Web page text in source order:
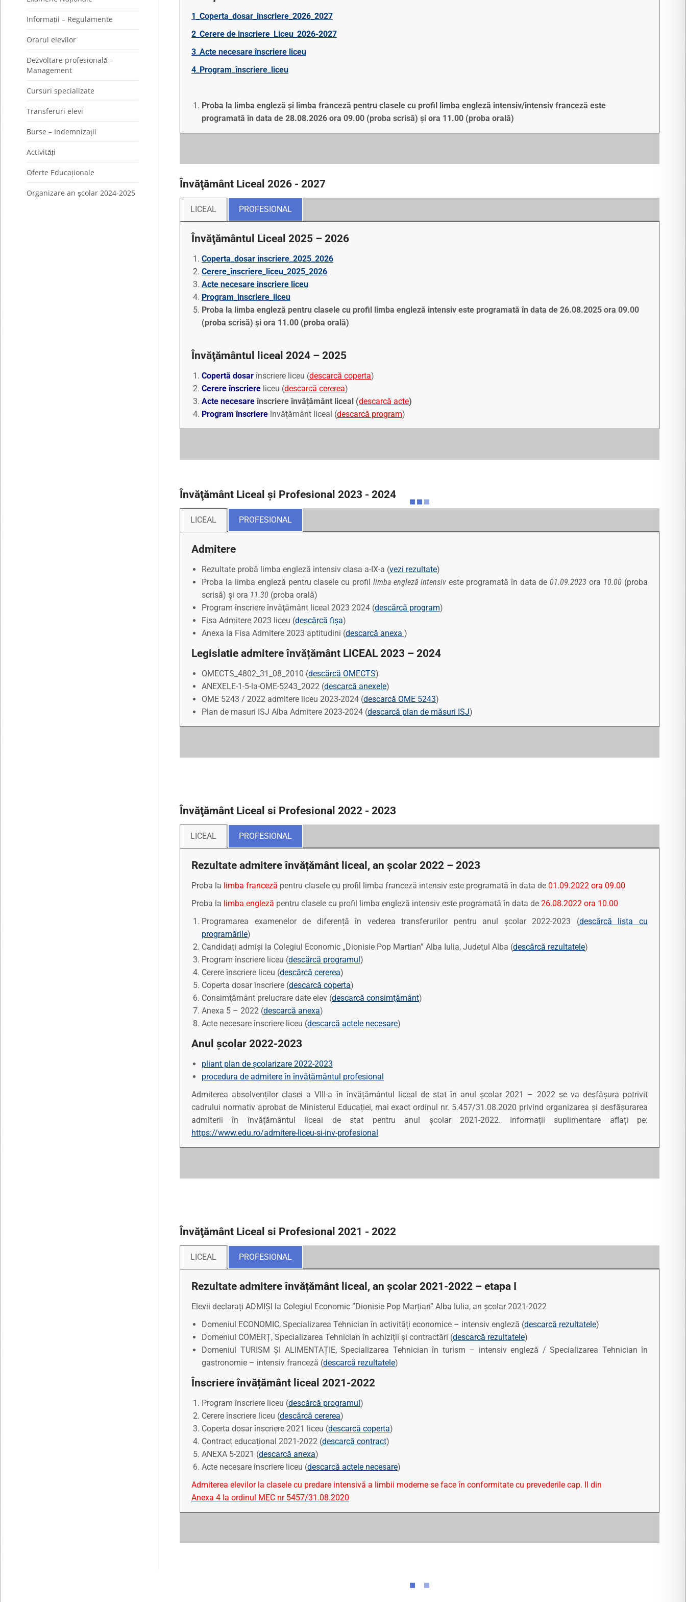
1_Coperta_dosar_inscriere_2026_2027
2_ Cerere de inscriere_Liceu_2026-2027
3_Acte necesare înscriere liceu
4_ Program_înscriere_liceu
Proba la limba engleză și limba franceză pentru clasele cu profil limba engleză intensiv/intensiv franceză este
programată în data de 28.08.2026 ora 09.00 (proba scrisă) și ora 11.00 (proba orală)
Învăţământ Liceal 2026 - 2027
LICEAL PROFESIONAL
Învăţământul Liceal 2025 – 2026
Coperta_dosar inscriere_2025_2026
Cerere_înscriere_liceu_2025_2026
Acte necesare inscriere liceu
Program_inscriere_liceu
Proba la limba engleză pentru clasele cu profil limba engleză intensiv este programată în data de 26.08.2025 ora 09.00
(proba scrisă) și ora 11.00 (proba orală)
Învăţământul liceal 2024 – 2025
Copertă dosar înscriere liceu (descarcă coperta)
Cerere înscriere liceu (descarcă cererea)
Acte necesareînscriere învățământ liceal (descarcă acte)
Program înscriere învățământ liceal (descarcă program)
Învăţământ Liceal şi Profesional 2023 - 2024
LICEAL PROFESIONAL
Admitere
Rezultate probă limba engleză intensiv clasa a-IX-a (vezi rezultate)
Proba la limba engleză pentru clasele cu profillimba engleză intensiveste programată în data de01.09.2023 ora 10.00 (proba
scrisă) și ora 11.30 (proba orală)
Program înscriere învăţământ liceal 2023 2024 (descărcă program)
Fisa Admitere 2023 liceu (descărcă fișa)
Anexa la Fisa Admitere 2023 aptitudini (descarcă anexa )
Legislatie admitere învățământ LICEAL 2023 – 2024
OMECTS_4802_31_08_2010 (descărcă OMECTS)
ANEXELE-1-5-la-OME-5243_2022 (descarcă anexele)
OME 5243 / 2022 admitere liceu 2023-2024 (descarcă OME 5243)
Plan de masuri ISJ Alba Admitere 2023-2024 (descarcă plan de măsuri ISJ)
Învăţământ Liceal si Profesional 2022 - 2023
LICEAL PROFESIONAL
Rezultate admitere învățământ liceal, an școlar 2022 – 2023
Proba la limba franceză pentru clasele cu profil limba franceză intensiv este programată în data de 01.09.2022 ora 09.00
Proba la limba engleză pentru clasele cu profil limba engleză intensiv este programată în data de 26.08.2022 ora 10.00
Programarea examenelor de diferență în vederea transferurilor pentru anul școlar 2022-2023 (descărcă lista cu
programările)
Candidaţi admiși la Colegiul Economic „Dionisie Pop Martian” Alba Iulia, Judeţul Alba (descărcă rezultatele)
Program înscriere liceu (descărcă programul )
Cerere înscriere liceu (descărcă cererea)
Coperta dosar înscriere (descarcă coperta)
Consimţământ prelucrare date elev (descarcă consimţământ)
Anexa 5 – 2022 (descarcă anexa)
Acte necesare înscriere liceu (descarcă actele necesare)
Anul școlar 2022-2023
pliant plan de școlarizare 2022-2023
procedura de admitere în învățământul profesional
Admiterea absolvenților clasei a VIII-a în învățământul liceal de stat în anul școlar 2021 – 2022 se va desfășura potrivit
cadrului normativ aprobat de Ministerul Educației, mai exact ordinul nr. 5.457/31.08.2020 privind organizarea și desfășurarea
admiterii în învățământul liceal de stat pentru anul școlar 2021-2022. Informații suplimentare aflați pe:
https://www.edu.ro/admitere-liceu-si-inv-profesional
Învăţământ Liceal si Profesional 2021 - 2022
LICEAL PROFESIONAL
Rezultate admitere învățământ liceal, an școlar 2021-2022 – etapa I
Elevii declarați ADMIȘI la Colegiul Economic ”Dionisie Pop Marțian” Alba Iulia, an școlar 2021-2022
Domeniul ECONOMIC, Specializarea Tehnician în activități economice – intensiv engleză (descarcă rezultatele)
Domeniul COMERȚ, Specializarea Tehnician în achiziții și contractări (descarcă rezultatele)
Domeniul TURISM ȘI ALIMENTAȚIE, Specializarea Tehnician în turism – intensiv engleză / Specializarea Tehnician în
gastronomie – intensiv franceză (descarcă rezultatele)
Înscriere învățământ liceal 2021-2022
Program înscriere liceu (descărcă programul)
Cerere înscriere liceu (descărcă cererea)
Coperta dosar înscriere 2021 liceu (descarcă coperta)
Contract educațional 2021-2022 (descarcă contract)
ANEXA 5-2021 (descarcă anexa)
Acte necesare înscriere liceu (descarcă actele necesare)
Admiterea elevilor la clasele cu predare intensivă a limbii moderne se face în conformitate cu prevederile cap. II din
Anexa 4 la ordinul MEC nr 5457/31.08.2020
Informații – Regulamente
Orarul elevilor
Dezvoltare profesională –
Management
Cursuri specializate
Transferuri elevi
Burse – Indemnizații
Activități
Oferte Educaționale
Organizare an școlar 2024-2025